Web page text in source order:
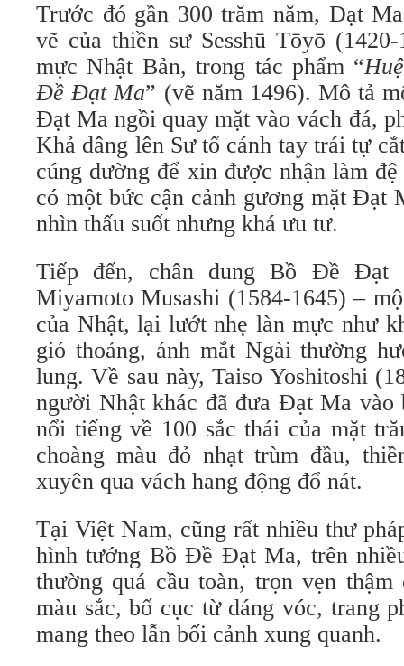
Trước đó gần 300 trăm năm, Đạt
vẽ của thiền sư Sesshū Tōyō
mực Nhật Bản, trong tác phẩm “
Đề Đạt Ma” (vẽ năm 1496). Mô tả
Đạt Ma ngồi quay mặt vào vách đá,
Khả dâng lên Sư tổ cánh tay trái tự
cúng dường để xin được nhận làm
có một bức cận cảnh gương mặt Đạt
nhìn thấu suốt nhưng khá ưu tư.
Tiếp đến, chân dung Bồ Đề Đạt
Miyamoto Musashi (1584-1645) –
của Nhật, lại lướt nhẹ làn mực như
gió thoảng, ánh mắt Ngài thường
lung. Về sau này, Taiso Yoshitoshi
người Nhật khác đã đưa Đạt Ma vào
nổi tiếng về 100 sắc thái của mặt
choàng màu đỏ nhạt trùm đầu,
xuyên qua vách hang động đổ nát.
Tại Việt Nam, cũng rất nhiều thư
hình tướng Bồ Đề Đạt Ma, trên
thường quá cầu toàn, trọn vẹn
màu sắc, bố cục từ dáng vóc, trang
mang theo lẫn bối cảnh xung quanh.